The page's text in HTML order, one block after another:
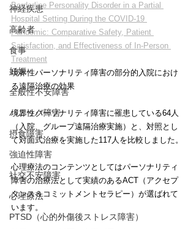
神経疾患
高齢者
食事
妊娠
全般性不安障害
パニック障害
摂食障害
強迫性障害
社交不安障害
心理療法
PTSD（心的外傷後ストレス障害）
Borderline Personality Disorder in a Partial
Hospital Setting During the COVID-19
Pandemic: Comparative Safety, Patient
Satisfaction, and Effectiveness of In-Person
Treatment
境界性パーソナリティ障害の部分的入院におけ
る遠隔治療の効果
境界性パーソナリティ障害に罹患している64人
（入院、グループ遠隔治療実施）と、対照とし
て対面式治療を実施した117人を比較しました。
心理療法のコンテンツとしてはパーソナリティ
障害の治療法として実績のあるACT（アクセプ
タンス＆コミットメントセラピー）が選ばれて
います。